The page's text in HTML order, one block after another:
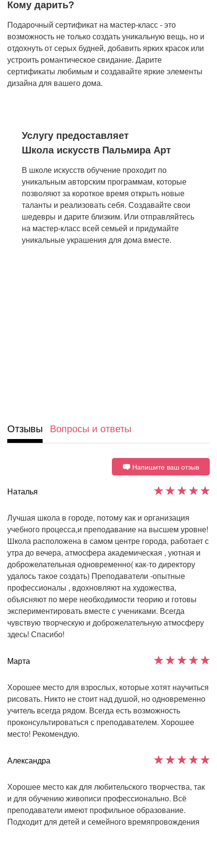
Кому дарить?
Подарочный сертификат на мастер-класс - это
возможность не только создать уникальную вещь, но и
отдохнуть от серых будней, добавить ярких красок или
устроить романтическое свидание. Дарите
сертификаты любимым и создавайте яркие элементы
дизайна для вашего дома.
Услугу предоставляет
Школа искусств Пальмира Арт
В школе искусств обучение проходит по
уникальным авторским программам, которые
позволяют за короткое время открыть новые
таланты и реализовать себя. Создавайте свои
шедевры и дарите близким. Или отправляйтесь
на мастер-класс всей семьей и придумайте
уникальные украшения для дома вместе.
Отзывы Вопросы и ответы
Напишите ваш отзыв
Наталья
Лучшая школа в городе, потому как и организация
учебного процесса,и преподавание на высшем уровне!
Школа расположена в самом центре города, работает с
утра до вечера, атмосфера академическая , уютная и
доброжелательная одновременно( как-то директору
удалось такое создать) Преподаватели -опытные
профессионалы , вдохновляют на художества,
объясняют по мере необходимости теорию и готовы
экспериментировать вместе с учениками. Всегда
чувствую творческую и доброжелательную атмосферу
здесь! Спасибо!
Марта
Хорошее место для взрослых, которые хотят научиться
рисовать. Никто не стоит над душой, но одновременно
учитель всегда рядом. Всегда есть возможность
проконсультироваться с преподавателем. Хорошее
место! Рекомендую.
Александра
Хорошее место как для любительского творчества, так
и для обучению живописи профессионально. Всё
преподаватели имеют профильное образование.
Подходит для детей и семейного времяпровождения